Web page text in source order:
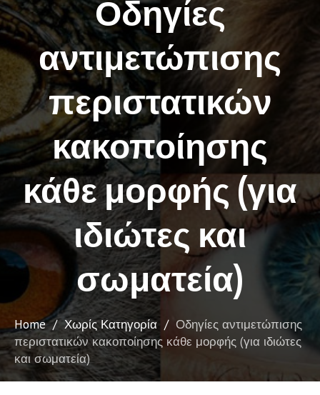
Οδηγίες
αντιμετώπισης
περιστατικών
κακοποίησης
κάθε μορφής (για
ιδιώτες και
σωματεία)
Home / Χωρίς Κατηγορία / Οδηγίες αντιμετώπισης
περιστατικών κακοποίησης κάθε μορφής (για ιδιώτες
και σωματεία)